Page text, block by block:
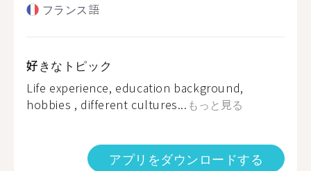
フランス語
好きなトピック
Life experience, education background,
hobbies , different cultures... もっと見る
アプリをダウンロードする